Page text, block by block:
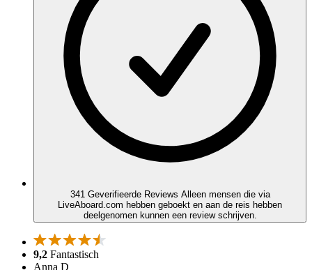
341 Geverifieerde Reviews Alleen mensen die via
LiveAboard.com hebben geboekt en aan de reis hebben
deelgenomen kunnen een review schrijven.
9,2 Fantastisch
Anna D